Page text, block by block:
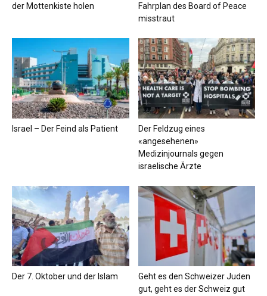
der Mottenkiste holen
Fahrplan des Board of Peace
misstraut
Israel – Der Feind als Patient
Der Feldzug eines
«angesehenen»
Medizinjournals gegen
israelische Ärzte
Der 7. Oktober und der Islam
Geht es den Schweizer Juden
gut, geht es der Schweiz gut